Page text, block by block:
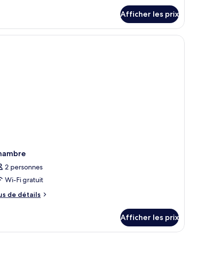
Afficher les prix
2 personnes
Wi-Fi gratuit
de détails
Afficher les prix